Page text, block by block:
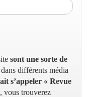
sont une sorte de
différents média
s’appeler « Revue
, vous trouverez